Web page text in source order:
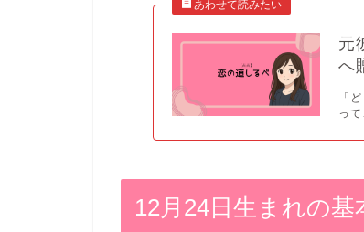
元
へ
「
っ
12月24日生まれの基